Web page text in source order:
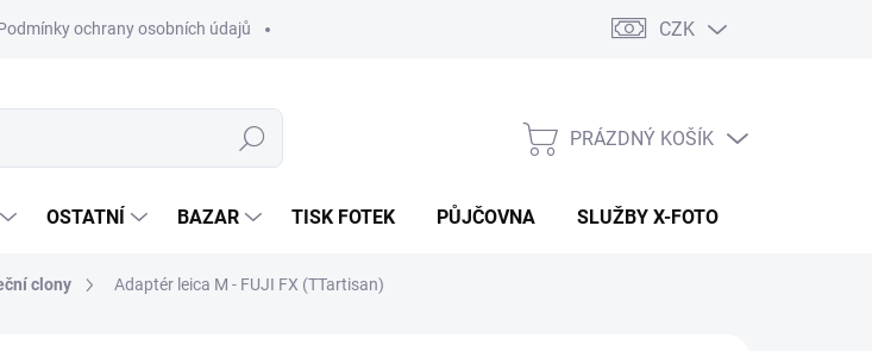
ochrany osobních údajů CZK
Hledat
NÁKUPNÍ
PRÁZDNÝ KOŠÍK
OSTATNÍ BAZAR TISK FOTEK PŮJČOVNA SLUŽBY X-FOTO
clony Adaptér leica M - FUJI FX (TTartisan)